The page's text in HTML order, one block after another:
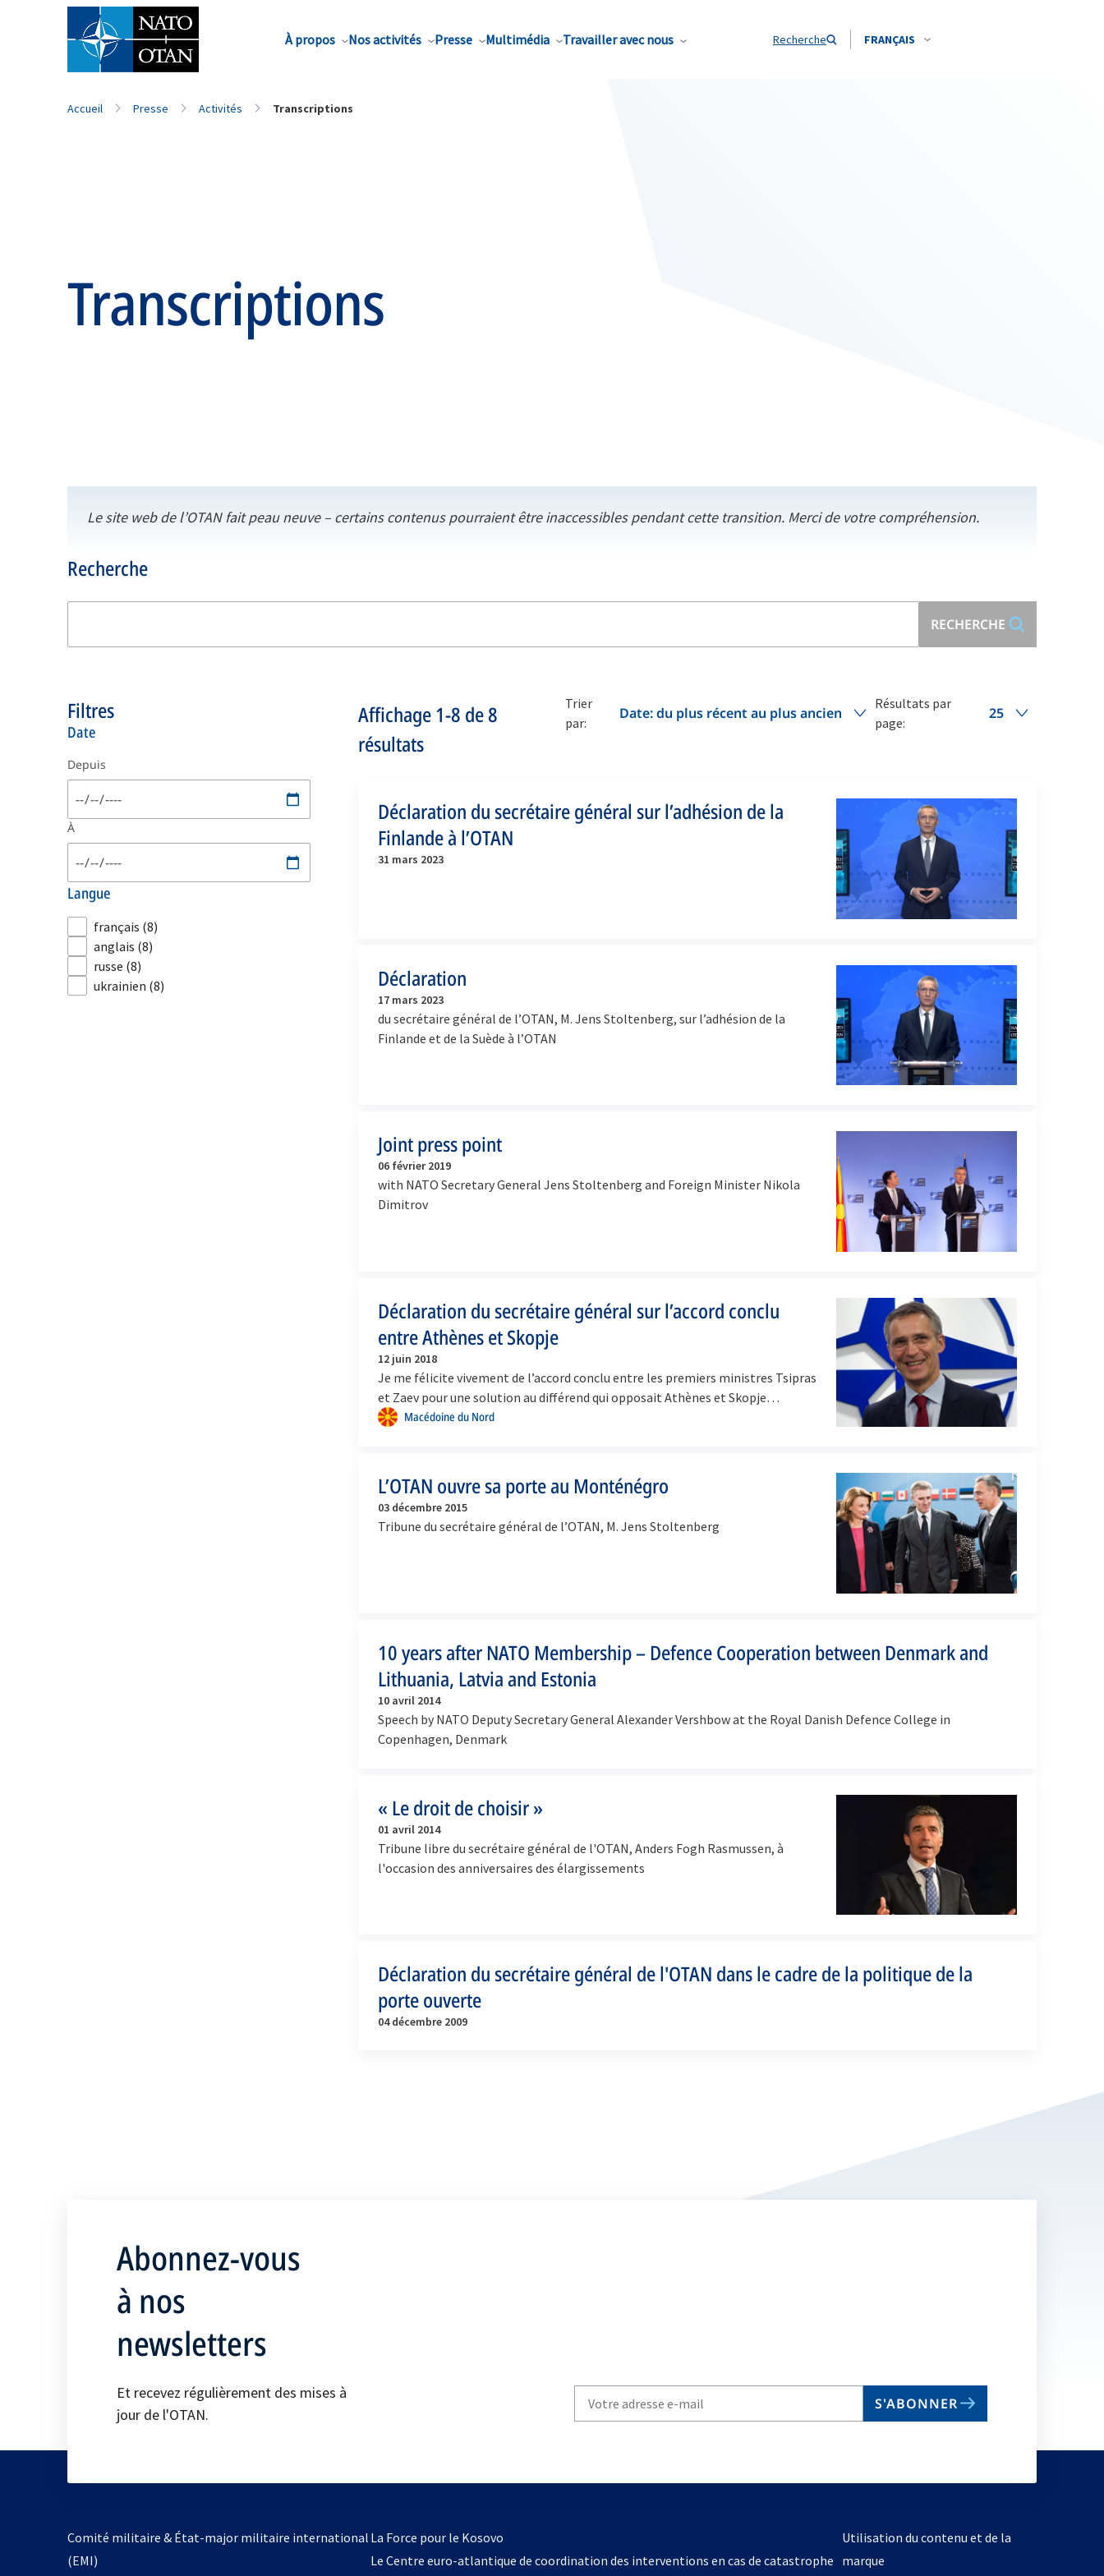
À propos Nos activités Presse Multimédia Travailler avec nous Recherche FRANÇAIS
Nom de famille*
Accueil Presse Activités Transcriptions
Transcriptions
Le site web de l’OTAN fait peau neuve – certains contenus pourraient être inaccessibles pendant cette transition. Merci de votre compréhension.
Recherche
RECHERCHE
Filtres
date
Depuis
À
langue
français (8)
anglais (8)
russe (8)
ukrainien (8)
Affichage1-8 de8
résultats
Trier
par:
Date: du plus récent au plus ancien
Résultats par
page:
25
Déclaration du secrétaire général sur l’adhésion de la
Finlande à l’OTAN
31 mars 2023
Déclaration
17 mars 2023
du secrétaire général de l’OTAN, M. Jens Stoltenberg, sur l’adhésion de la
Finlande et de la Suède à l’OTAN
Joint press point
06 février 2019
with NATO Secretary General Jens Stoltenberg and Foreign Minister Nikola
Dimitrov
Déclaration du secrétaire général sur l’accord conclu
entre Athènes et Skopje
12 juin 2018
Je me félicite vivement de l’accord conclu entre les premiers ministres Tsipras
et Zaev pour une solution au différend qui opposait Athènes et Skopje…
Macédoine du Nord
L’OTAN ouvre sa porte au Monténégro
03 décembre 2015
Tribune du secrétaire général de l’OTAN, M. Jens Stoltenberg
10 years after NATO Membership – Defence Cooperation between Denmark and
Lithuania, Latvia and Estonia
10 avril 2014
Speech by NATO Deputy Secretary General Alexander Vershbow at the Royal Danish Defence College in
Copenhagen, Denmark
« Le droit de choisir »
01 avril 2014
Tribune libre du secrétaire général de l'OTAN, Anders Fogh Rasmussen, à
l'occasion des anniversaires des élargissements
Déclaration du secrétaire général de l'OTAN dans le cadre de la politique de la
porte ouverte
04 décembre 2009
Abonnez-vous
à nos
newsletters
Et recevez régulièrement des mises à
jour de l'OTAN.
S'ABONNER
Comité militaire & État-major militaire international
(EMI)
La Force pour le Kosovos’ouvre
dans
Le Centre euro-atlantique de coordination des interventions en cas de catastrophe
Utilisation du contenu et de la
marque